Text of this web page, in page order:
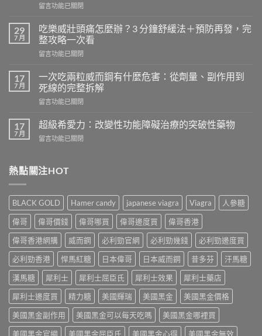
在
天
吃
樂
威
會
怎
樣？
從
實
案
例、
學
風
到
聰
明
替
代
方
案
一
次
解
析〉
中
留言功能已關閉
29
7 月
吃樂威壯頭痛怎麼辦？3 分鐘舒緩法＋預防再發，完
整攻略一次看
在
威
壯
頭
怎
辦？
鐘
法
＋
預
防
再
發，
完
整
略
一
次
看〉
中
留言功能已關閉
17
7 月
一次吃兩粒威而鋼有什麼危害：從劑量、副作用到
死線的完整拆解
在
次
吃
兩
而
什
麼
危
害：
從
劑
量、
副
用
到
死
線
的
留言功能已關閉
17
7 月
超級希愛力：改變性功能障礙治療的突破性藥物
在
希
愛
改
變
性
功
能
障
礙
治
的
突
破
性
藥
留言功能已關閉
熱點關注HOT
BLACK GOLD Hamer candy japanese viagra Viagra
人參糖
偉哥
偉哥價錢 偉哥哪買 偉哥邊度買
偉哥香港
偉哥香港網購
威而鋼 必利勁官網 必利勁幾錢
必利勁邊度買
必利勁香港
悍馬紅糖 日本偉哥 日本威而鋼 昔多芬
汗馬糖
漢馬糖
犀利士 犀利士屈臣氏 犀利士效果
犀利士藥店
犀利士邊度買
精力糖 美國輝瑞 美國黑金
美國黑金價格
美國黑金副作用
美國黑金可以每天吃嗎
美國黑金哪裡買
美國黑金官網
美國黑金屈臣氏 美國黑金心得 美國黑金無效